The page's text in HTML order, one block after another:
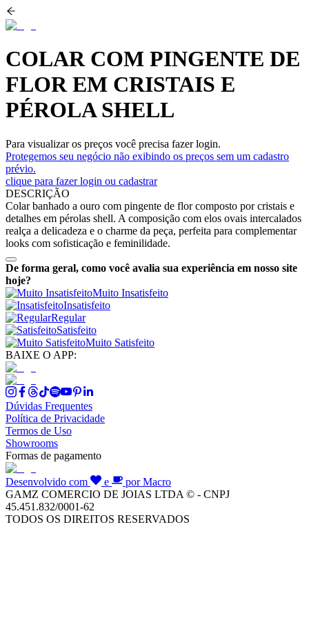
COLAR COM PINGENTE DE
FLOR EM CRISTAIS E
PÉROLA SHELL
Para visualizar os preços você precisa fazer login.
Protegemos seu negócio não exibindo os preços sem um cadastro
prévio.
clique para fazer login ou cadastrar
DESCRIÇÃO
Colar banhado a ouro com pingente de flor composto por cristais e
detalhes em pérolas shell. A composição com elos ovais intercalados
realça a delicadeza e o charme da peça, perfeita para complementar
looks com sofisticação e feminilidade.
De forma geral, como você avalia sua experiência em nosso site
hoje?
Muito Insatisfeito
Insatisfeito
Regular
Satisfeito
Muito Satisfeito
BAIXE O APP:
Dúvidas Frequentes
Política de Privacidade
Termos de Uso
Showrooms
Formas de pagamento
Desenvolvido com e
por Macro
GAMZ COMERCIO DE JOIAS LTDA © - CNPJ
45.451.832/0001-62
TODOS OS DIREITOS RESERVADOS